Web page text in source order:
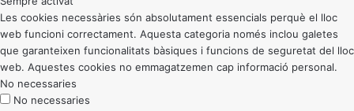
Les cookies necessàries són absolutament essencials perquè el lloc
web funcioni correctament. Aquesta categoria només inclou galetes
que garanteixen funcionalitats bàsiques i funcions de seguretat del lloc
web. Aquestes cookies no emmagatzemen cap informació personal.
No necessaries
No necessaries